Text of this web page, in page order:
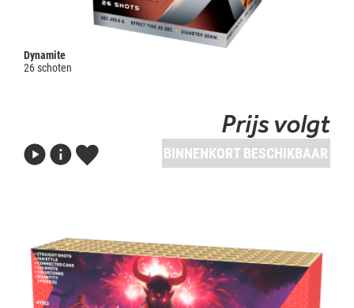
Dynamite
26 schoten
Prijs volgt
BINNENKORT BESCHIKBAAR